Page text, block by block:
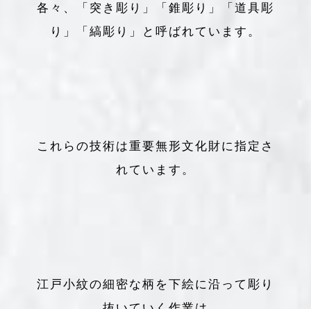
各々、「突き彫り」「錐彫り」「道具彫
り」「縞彫り」と呼ばれています。
これらの技術は重要無形文化財に指定さ
れています。
江戸小紋の細密な柄を下絵に沿って彫り